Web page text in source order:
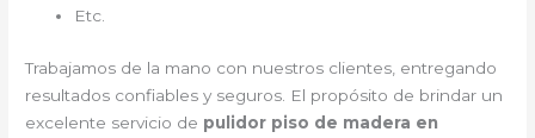
Etc.
Trabajamos de la mano con nuestros clientes, entregando
resultados confiables y seguros. El propósito de brindar un
excelente servicio de pulidor piso de madera en